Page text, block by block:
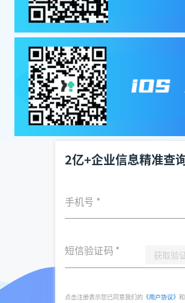
2亿+企业信息精准查
手机号 *
短信验证码 * 获取验
点击注册表示您已同意我们的 《用户协议》 和